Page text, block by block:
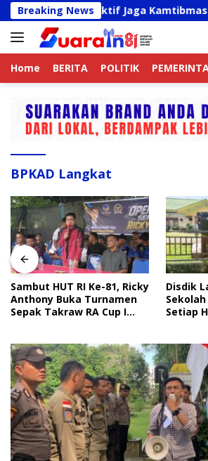
Langsung
ke
konten
Breaking News
Online Aktif Jaga Kamtibmas Jelang
Home BERITA POLITIK
BPKAD Langkat
Sambut HUT RI Ke-81, Ricky
Anthony Buka Turnamen
Sepak Takraw RA Cup I
Disdik
Setiap